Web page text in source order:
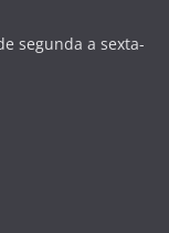
segunda a sexta-